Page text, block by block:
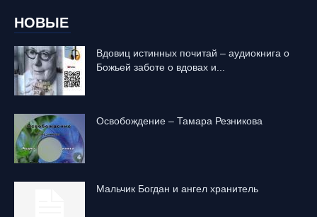
НОВЫЕ
Вдовиц истинных почитай – аудиокнига о
Божьей заботе о вдовах и...
Освобождение – Тамара Резникова
Mальчик Богдан и ангел хранитель